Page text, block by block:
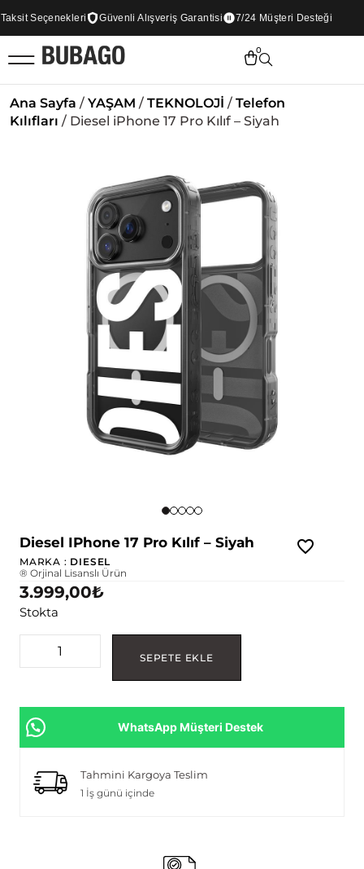
Seçenekleri Güvenli Alışveriş Garantisi 7/24 Müşteri Desteği
0
Ana Sayfa / YAŞAM / TEKNOLOJİ / Telefon
Kılıfları / Diesel iPhone 17 Pro Kılıf – Siyah
Diesel IPhone 17 Pro Kılıf – Siyah
MARKA : DIESEL
® Orjinal Lisanslı Ürün
3.999,00₺
Stokta
SEPETE EKLE
WhatsApp Müşteri Destek
Tahmini Kargoya Teslim
1 İş günü içinde